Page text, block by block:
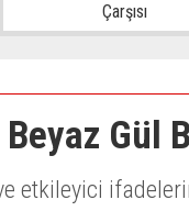
Çarşısı
Gül
etkileyici